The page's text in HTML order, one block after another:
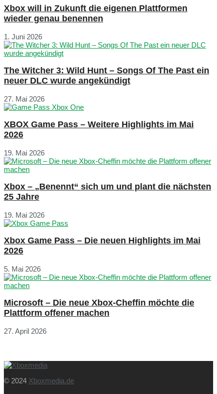
Xbox will in Zukunft die eigenen Plattformen
wieder genau benennen
1. Juni 2026
The Witcher 3: Wild Hunt – Songs Of The Past ein
neuer DLC wurde angekündigt
27. Mai 2026
XBOX Game Pass – Weitere Highlights im Mai
2026
19. Mai 2026
Xbox – „Benennt“ sich um und plant die nächsten
25 Jahre
19. Mai 2026
Xbox Game Pass – Die neuen Highlights im Mai
2026
5. Mai 2026
Microsoft – Die neue Xbox-Cheffin möchte die
Plattform offener machen
27. April 2026
© 2024 Xboxmedia.de